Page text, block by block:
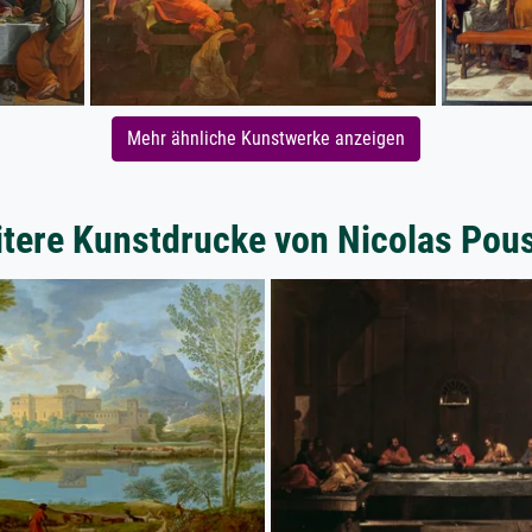
Mehr ähnliche Kunstwerke anzeigen
Kunstdrucke von Nicolas